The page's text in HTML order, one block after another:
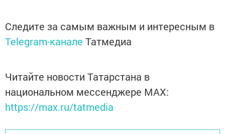
Следите за самым важным и интересным в
Telegram-канале Татмедиа
Читайте новости Татарстана в
национальном мессенджере MАХ:
https://max.ru/tatmedia